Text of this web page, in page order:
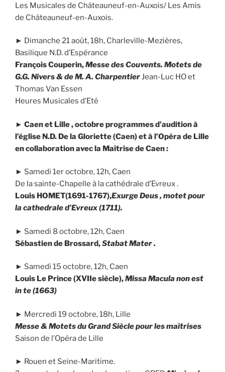
Les Musicales de Châteauneuf-en-Auxois/ Les Amis
de Châteauneuf-en-Auxois.
► Dimanche 21 août, 18h, Charleville-Mezières,
Basilique N.D. d’Espérance
François Couperin,Messe des Couvents. Motets de
G.G. Nivers & de M. A. CharpentierJean-Luc HO et
Thomas Van Essen
Heures Musicales d’Eté
► Caen et Lille , octobre programmes d’audition à
l’église N.D. De la Gloriette (Caen) et à l’Opéra de Lille
en collaboration avec la Maîtrise de Caen :
► Samedi 1er octobre, 12h, Caen
De la sainte-Chapelle à la cathédrale d’Evreux .
Louis HOMET(1691-1767),Exurge Deus , motet pour
la cathedrale d’Evreux (1711).
► Samedi 8 octobre, 12h, Caen
Sébastien de Brossard,Stabat Mater .
► Samedi 15 octobre, 12h, Caen
Louis Le Prince (XVIIe siècle),Missa Macula non est
in te (1663)
► Mercredi 19 octobre, 18h, Lille
Messe & Motets du Grand Siècle pour les maîtrises
Saison de l’Opéra de Lille
► Rouen et Seine-Maritime.